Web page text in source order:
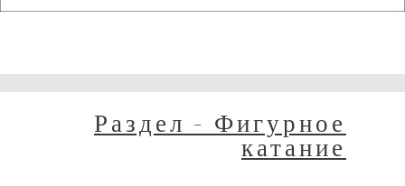
Раздел - Фигурное
катание